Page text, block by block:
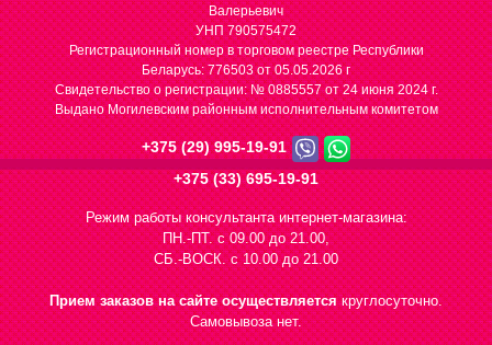
Валерьевич
УНП 790575472
Регистрационный номер в торговом реестре Республики
Беларусь: 776503 от 05.05.2026 г
Cвидетельство о регистрации: № 0885557 от 24 июня 2024 г.
Выдано Могилевским районным исполнительным комитетом
+375 (29) 995-19-91
+375 (33) 695-19-91
Режим работы консультанта интернет-магазина:
ПН.-ПТ. с 09.00 до 21.00,
СБ.-ВОСК. с 10.00 до 21.00
Прием заказов на сайте осуществляетсякруглосуточно.
Самовывоза нет.